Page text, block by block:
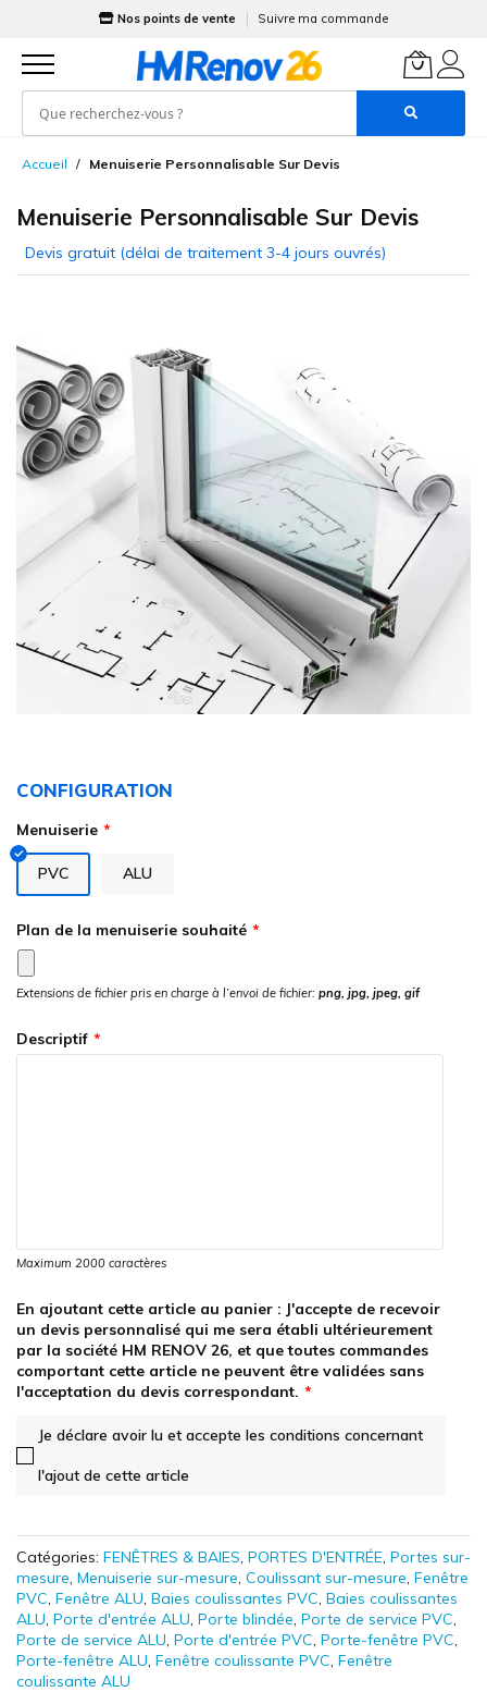
Nos points de vente Suivre ma commande
Accueil Menuiserie Personnalisable Sur Devis
Menuiserie Personnalisable Sur Devis
the
end
of
the
images
gallery
to
the
beginning
of
the
images
CONFIGURATION
Menuiserie
PVC ALU
Plan de la menuiserie souhaité
Extensions de fichier pris en charge à l’envoi de fichier: png, jpg, jpeg, gif
Descriptif
Maximum 2000 caractères
En ajoutant cette article au panier : J'accepte de recevoir
un devis personnalisé qui me sera établi ultérieurement
par la société HM RENOV 26, et que toutes commandes
comportant cette article ne peuvent être validées sans
l'acceptation du devis correspondant.
Je déclare avoir lu et accepte les conditions concernant
l'ajout de cette article
Catégories: FENÊTRES & BAIES, PORTES D'ENTRÉE, Portes sur-
mesure, Menuiserie sur-mesure, Coulissant sur-mesure, Fenêtre
PVC, Fenêtre ALU, Baies coulissantes PVC, Baies coulissantes
ALU, Porte d'entrée ALU, Porte blindée, Porte de service PVC,
Porte de service ALU, Porte d'entrée PVC, Porte-fenêtre PVC,
Porte-fenêtre ALU, Fenêtre coulissante PVC, Fenêtre
coulissante ALU